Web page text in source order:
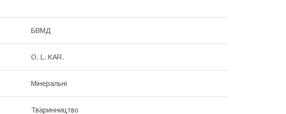
БВМД
O. L. KAR.
Мінеральні
Тваринництво